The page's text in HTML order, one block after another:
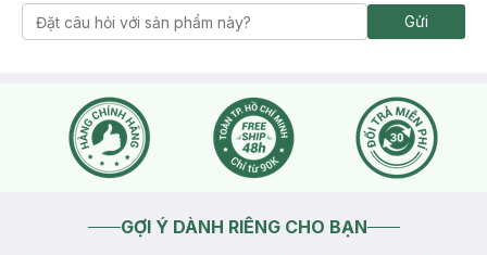
Gửi
GỢI Ý DÀNH RIÊNG CHO BẠN